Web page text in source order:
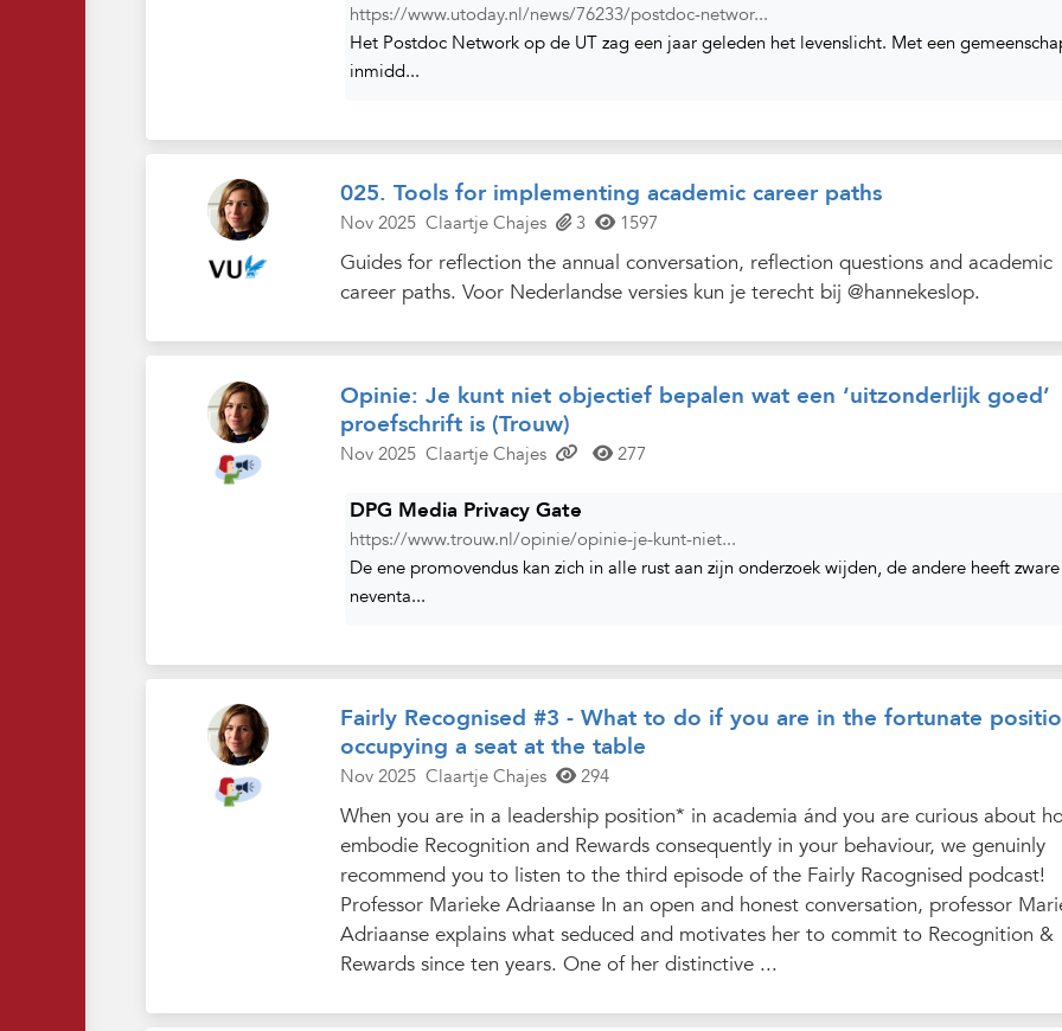
https://www.utoday.nl/news/76233/postdoc-networ...
Het Postdoc Network op de UT zag een jaar geleden het levenslicht. Met een
inmidd...
025. Tools for implementing academic career paths
Nov 2025 Claartje Chajes 3 1597
Guides for reflection the annual conversation, reflection questions and academic
career paths. Voor Nederlandse versies kun je terecht bij @hannekeslop.
Opinie: Je kunt niet objectief bepalen wat een ‘uitzonderlijk goed’
proefschrift is (Trouw)
Nov 2025 Claartje Chajes 277
DPG Media Privacy Gate
https://www.trouw.nl/opinie/opinie-je-kunt-niet...
De ene promovendus kan zich in alle rust aan zijn onderzoek wijden, de andere heeft zware
neventa...
Fairly Recognised #3 - What to do if you are in the fortunate
occupying a seat at the table
Nov 2025 Claartje Chajes 294
When you are in a leadership position* in academia ánd you are curious about
embodie Recognition and Rewards consequently in your behaviour, we genuinly
recommend you to listen to the third episode of the Fairly Racognised podcast!
Professor Marieke Adriaanse In an open and honest conversation, professor
Adriaanse explains what seduced and motivates her to commit to Recognition &
Rewards since ten years. One of her distinctive ...